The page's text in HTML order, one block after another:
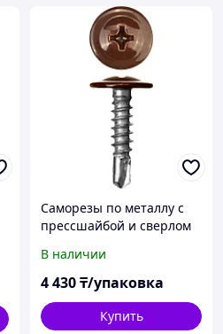
Саморезы по металлу с
прессшайбой и сверлом
8017, 400 шт., окрашен.
(300211-42-025-8017)
В наличии
4 430₸/упаковка
Купить